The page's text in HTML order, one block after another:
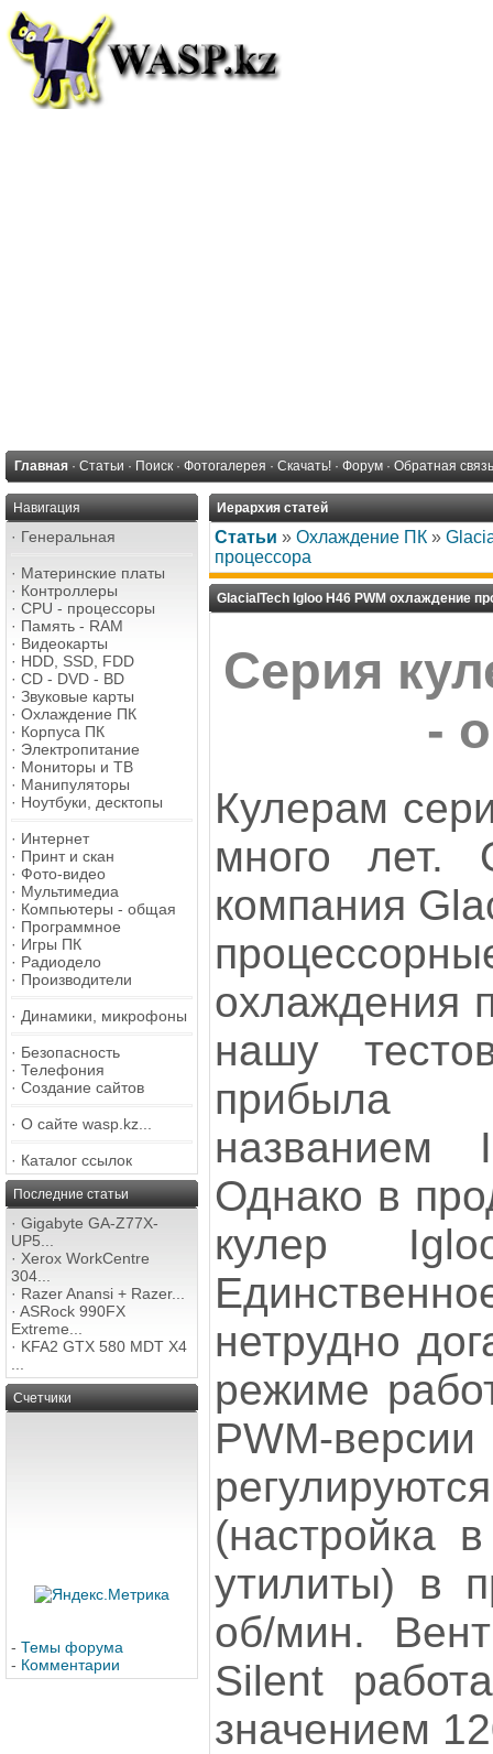
Главная · Статьи · Поиск · Фотогалерея · Скачать! · Форум · Обратная связь
Навигация
· Генеральная
· Материнские платы
· Контроллеры
· CPU - процессоры
· Память - RAM
· Видеокарты
· HDD, SSD, FDD
· CD - DVD - BD
· Звуковые карты
· Охлаждение ПК
· Корпуса ПК
· Электропитание
· Мониторы и ТВ
· Манипуляторы
· Ноутбуки, десктопы
· Интернет
· Принт и скан
· Фото-видео
· Мультимедиа
· Компьютеры - общая
· Программное
· Игры ПК
· Радиодело
· Производители
· Динамики, микрофоны
· Безопасность
· Телефония
· Создание сайтов
· О сайте wasp.kz...
· Каталог ссылок
Последние статьи
· Gigabyte GA-Z77X-
UP5...
· Xerox WorkCentre
304...
· Razer Anansi + Razer...
· ASRock 990FX
Extreme...
· KFA2 GTX 580 MDT X4
Счетчики
- Темы форума
- Комментарии
Иерархия статей
Статьи » Охлаждение ПК »
процессора
GlacialTech Igloo H46 PWM охлаждение
Серия
-
Кулерам
много лет.
компания
охлаждения
нашу
названием
Однако в
кулер
нетрудно
режиме
PWM-
(настройка
утилиты) в
об/мин.
Silent
значением